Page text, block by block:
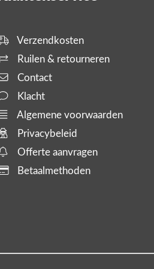
Verzendkosten
Ruilen & retourneren
Contact
Klacht
Algemene voorwaarden
Privacybeleid
Offerte aanvragen
Betaalmethoden